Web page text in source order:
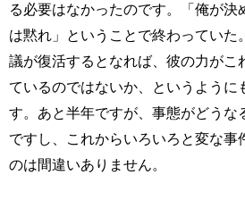
る必要はなかったのです。「俺が決
は黙れ」ということで終わっていた
議が復活するとなれば、彼の力がこ
ているのではないか、というように
す。あと半年ですが、事態がどうな
ですし、これからいろいろと変な事
のは間違いありません。